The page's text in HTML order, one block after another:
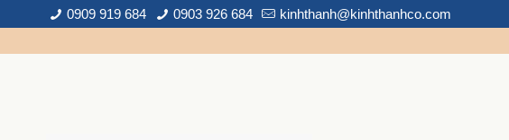
0909 919 684 0903 926 684 kinhthanh@kinhthanhco.com